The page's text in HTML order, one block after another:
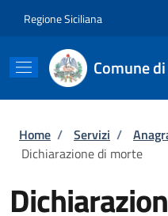
Regione Siciliana
Comune
Briciole di
Home / Servizi /
Dichiarazione di morte